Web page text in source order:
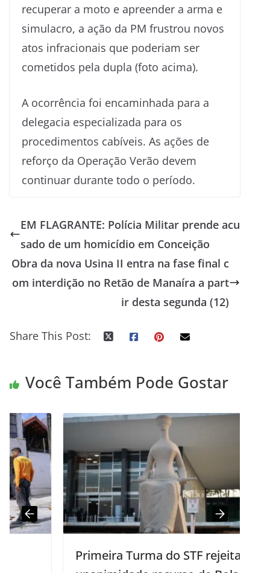
recuperar a moto e apreender a arma e
simulacro, a ação da PM frustrou novos
atos infracionais que poderiam ser
cometidos pela dupla (foto acima).
A ocorrência foi encaminhada para a
delegacia especializada para os
procedimentos cabíveis. As ações de
reforço da Operação Verão devem
continuar durante todo o período.
EM FLAGRANTE: Polícia Militar prende acu
sado de um homicídio em Conceição
Obra da nova Usina II entra na fase final c
om interdição no Retão de Manaíra a part
ir desta segunda (12)
Share This Post:
Você Também Pode Gostar
Primeira Turma do STF rejeita por